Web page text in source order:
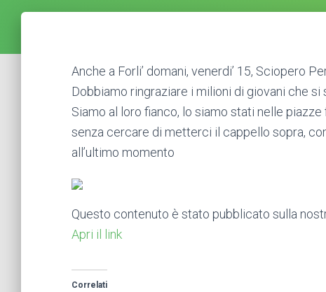
Anche a Forli’ domani, venerdi’ 15, Sciopero
Dobbiamo ringraziare i milioni di giovani che
Siamo al loro fianco, lo siamo stati nelle
senza cercare di metterci il cappello sopra,
all’ultimo momento
Questo contenuto è stato pubblicato sulla
Apri il link
Correlati